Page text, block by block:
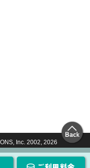
Inc. 2002, 2026